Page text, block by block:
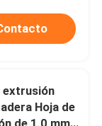
extrusión
Hoja de